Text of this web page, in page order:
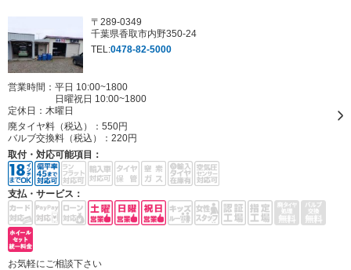
〒289-0349
千葉県香取市内野350-24
TEL:0478-82-5000
営業時間：平日 10:00~1800
日曜祝日 10:00~1800
定休日： 木曜日
廃タイヤ料（税込）： 550円
バルブ交換料（税込）： 220円
取付・対応可能項目：
支払・サービス：
お気軽にご相談下さい